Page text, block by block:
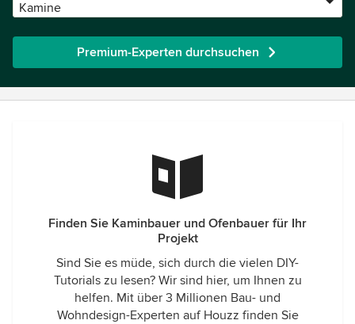
Kamine
Premium-Experten durchsuchen
Finden Sie Kaminbauer und Ofenbauer für Ihr
Projekt
Sind Sie es müde, sich durch die vielen DIY-
Tutorials zu lesen? Wir sind hier, um Ihnen zu
helfen. Mit über 3 Millionen Bau- und
Wohndesign-Experten auf Houzz finden Sie